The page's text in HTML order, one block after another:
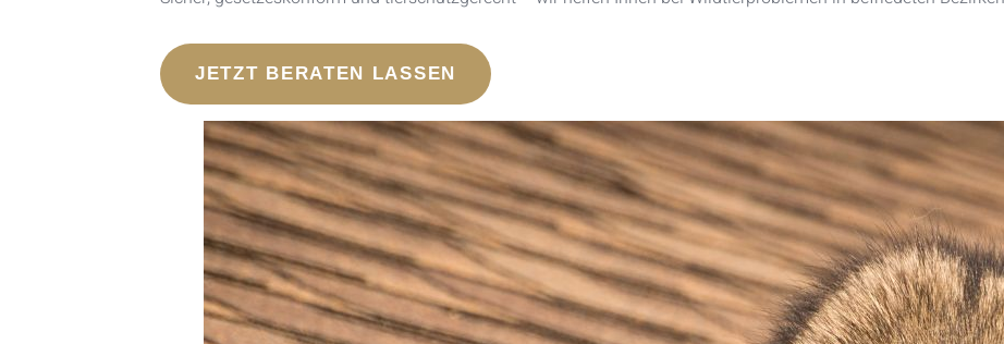
JETZT BERATEN LASSEN